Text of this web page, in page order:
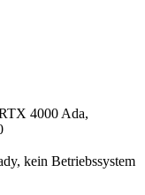
4000 Ada,
kein Betriebssystem